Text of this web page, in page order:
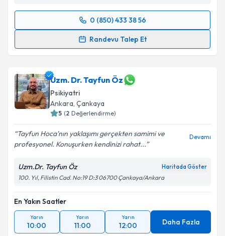
0 (850) 433 38 56
Randevu Talep Et
Randevu Takvimi Talebi
için bir takvim hazırlandığında e-posta ile
bilgilendireceğiz.
E-posta Adresiniz
Metni'ni okudum ve kişisel verilerimin belirtilen
kapsamda işlenmesini kabul ediyorum.
Takvim Talebini Gönder
Uzm. Dr. Tayfun Öz
Psikiyatri
Ankara, Çankaya
5 (2 Değerlendirme)
Tayfun Hoca'nın yaklaşımı gerçekten samimi ve
profesyonel. Konuşurken kendinizi rahat...
Devamı
Uzm.Dr. Tayfun Öz Haritada Göster
100. Yıl, Filistin Cad. No:19 D:3 06700 Çankaya/Ankara
En Yakın Saatler
Yarın
10:00
Yarın
11:00
Yarın
12:00 Daha Fazla